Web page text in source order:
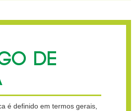
DE
é definido em termos gerais,